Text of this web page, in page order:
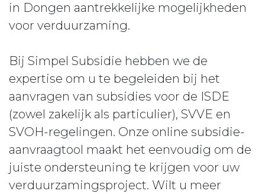
in Dongen aantrekkelijke mogelijkheden
voor verduurzaming.
Bij Simpel Subsidie hebben we de
expertise om u te begeleiden bij het
aanvragen van subsidies voor de ISDE
(zowel zakelijk als particulier), SVVE en
SVOH-regelingen. Onze online subsidie-
aanvraagtool maakt het eenvoudig om de
juiste ondersteuning te krijgen voor uw
verduurzamingsproject. Wilt u meer